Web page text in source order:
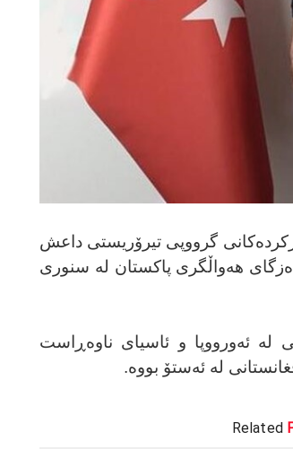
گرووپی تیرۆریستی داعش
هەواڵگری پاکستان لە سنوری
لە ئەورووپا و ئاسیای ناوەڕاست
لە ئەستۆ بووە.
Related